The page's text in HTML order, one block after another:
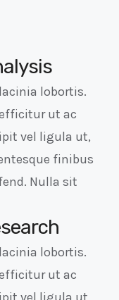
lobortis.
ut ac
vel ligula ut,
finibus
Nulla sit
lobortis.
ut ac